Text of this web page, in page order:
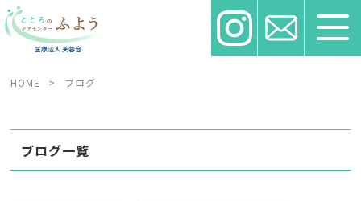
HOME > ブログ
ブログ一覧